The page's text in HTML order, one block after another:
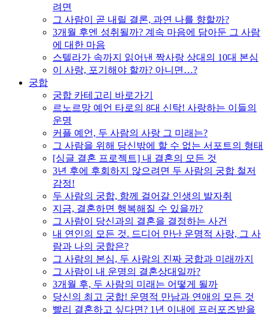
려면
그 사람이 곧 내릴 결론, 과연 나를 향할까?
3개월 후엔 성취될까? 계속 마음에 담아둔 그 사람
에 대한 마음
스텔라가 속까지 읽어낸 짝사랑 상대의 10대 본심
이 사랑, 포기해야 할까? 아니면…?
궁합
궁합 카테고리 바로가기
르노르망 예언 타로의 8대 신탁! 사랑하는 이들의
운명
커플 예언, 두 사람의 사랑 그 미래는?
그 사람을 위해 당신밖에 할 수 없는 서포트의 형태
[싱글 결혼 프로젝트] 내 결혼의 모든 것
3년 후에 후회하지 않으려면 두 사람의 궁합 철저
감정!
두 사람의 궁합, 함께 걸어갈 인생의 발자취
지금, 결혼하면 행복해질 수 있을까?
그 사람이 당신과의 결혼을 결정하는 사건
내 연인의 모든 것. 드디어 만난 운명적 사랑, 그 사
람과 나의 궁합은?
그 사람의 본심, 두 사람의 진짜 궁합과 미래까지
그 사람이 내 운명의 결혼상대일까?
3개월 후, 두 사람의 미래는 어떻게 될까
당신의 최고 궁합! 운명적 만남과 연애의 모든 것
빨리 결혼하고 싶다면? 1년 이내에 프러포즈받을